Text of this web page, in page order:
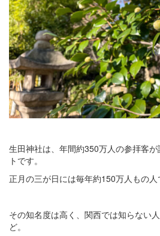
生田神社は、年間約350万人の参拝客
トです。
正月の三が日には毎年約150万人もの人
その知名度は高く、関西では知らない
ど。